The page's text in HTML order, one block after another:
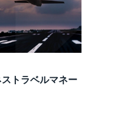
(English)
(English)
トラベルマネー